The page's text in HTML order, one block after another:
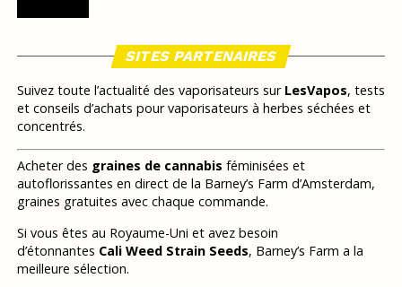
SITES PARTENAIRES
Suivez toute l’actualité des vaporisateurs sur LesVapos, tests
et conseils d’achats pour vaporisateurs à herbes séchées et
concentrés.
Acheter des graines de cannabis féminisées et
autoflorissantes en direct de la Barney’s Farm d’Amsterdam,
graines gratuites avec chaque commande.
Si vous êtes au Royaume-Uni et avez besoin
d’étonnantes Cali Weed Strain Seeds, Barney’s Farm a la
meilleure sélection.